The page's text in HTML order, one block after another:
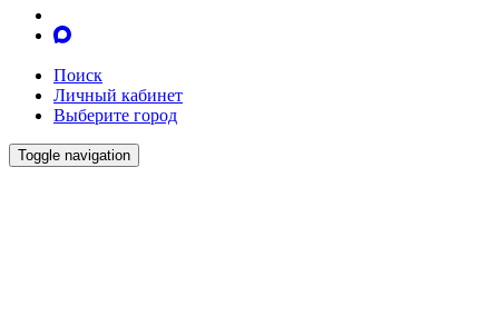
Поиск
Личный кабинет
Выберите город
Toggle navigation